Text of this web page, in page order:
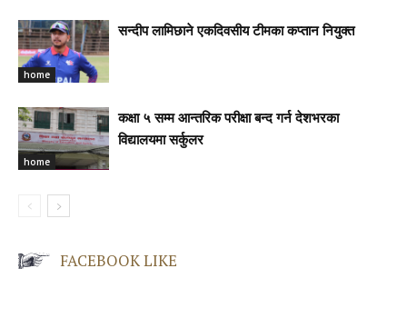
home
सन्दीप लामिछाने एकदिवसीय टीमका कप्तान नियुक्त
home
कक्षा ५ सम्म आन्तरिक परीक्षा बन्द गर्न देशभरका
विद्यालयमा सर्कुलर
FACEBOOK LIKE